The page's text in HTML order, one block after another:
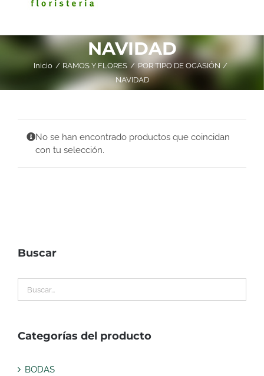
NAVIDAD
Inicio RAMOS Y FLORES
POR TIPO DE OCASIÓN
NAVIDAD
No se han encontrado productos que coincidan
con tu selección.
Buscar
Categorías del producto
BODAS